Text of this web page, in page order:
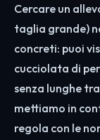
Cercare un
taglia grande)
concreti: puoi
cucciolata di
senza lunghe
mettiamo in
regola con le